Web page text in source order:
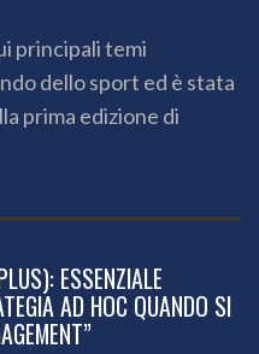
principali temi
dello sport ed è stata
prima edizione di
ESSENZIALE
AD HOC QUANDO SI